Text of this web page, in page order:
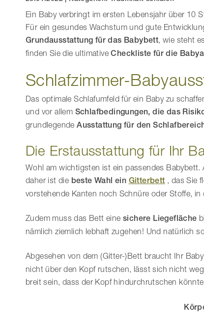
Ein Baby verbringt im ersten Lebensjahr über 10
Für ein gesundes Wachstum und gute
Grundausstattung für das Babybett, wie steht
finden Sie die ultimativeCheckliste für die
Schlafzimmer-
Das optimale Schlafumfeld für ein Baby zu
und vor allem Schlafbedingungen, die das
grundlegendeAusstattung für den
Die Erstausstattung für Ihr
Wohl am wichtigsten ist ein passendes
daher ist die beste Wahl ein Gitterbett , das Sie
vorstehende Kanten noch Schnüre oder Stoffe,
Zudem muss das Bett eine sichere Liegefläche
nämlich ziemlich lebhaft zugehen! Und natürlich
Abgesehen von dem (Gitter-)Bett braucht Ihr Baby
nicht über den Kopf rutschen, lässt sich nicht
breit sein, dass der Kopf hindurchrutschen